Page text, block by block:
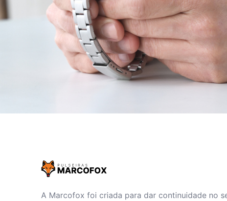
A Marcofox foi criada para dar continuidade no